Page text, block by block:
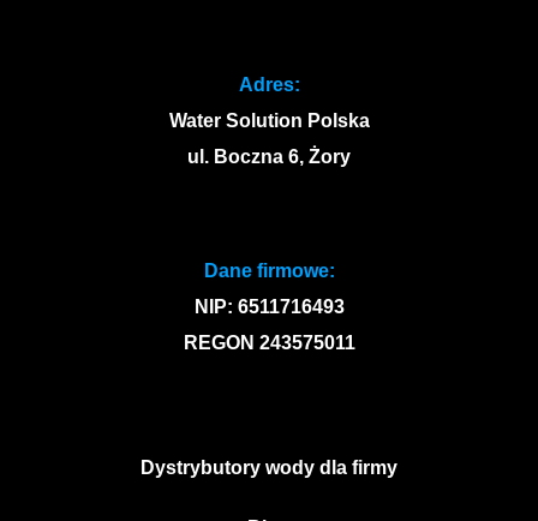
Adres:
Water Solution Polska
ul. Boczna 6, Żory
Dane firmowe:
NIP: 6511716493
REGON 243575011
Dystrybutory wody dla firmy